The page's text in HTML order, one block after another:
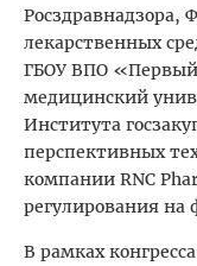
Росздравнадзора,
лекарственных
ГБОУ ВПО «Первый
медицинский
Института
перспективных
компании RNC
регулирования
В рамках